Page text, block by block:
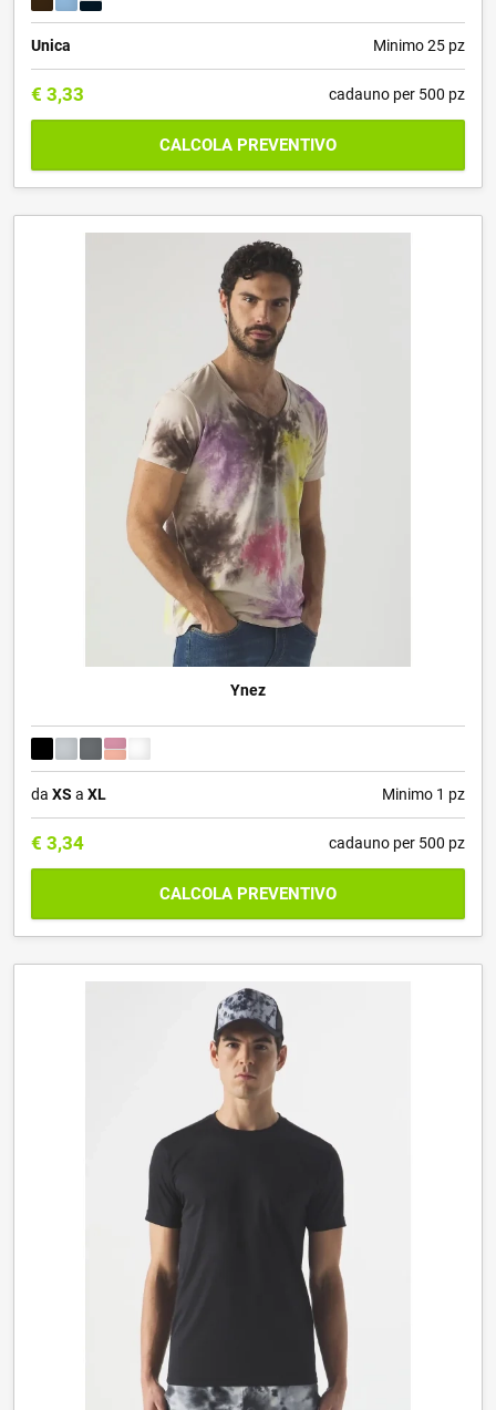
Unica Minimo 25 pz
€ 3,33 cadauno per 500 pz
CALCOLA PREVENTIVO
Ynez
da XS a XL Minimo 1 pz
€ 3,34 cadauno per 500 pz
CALCOLA PREVENTIVO